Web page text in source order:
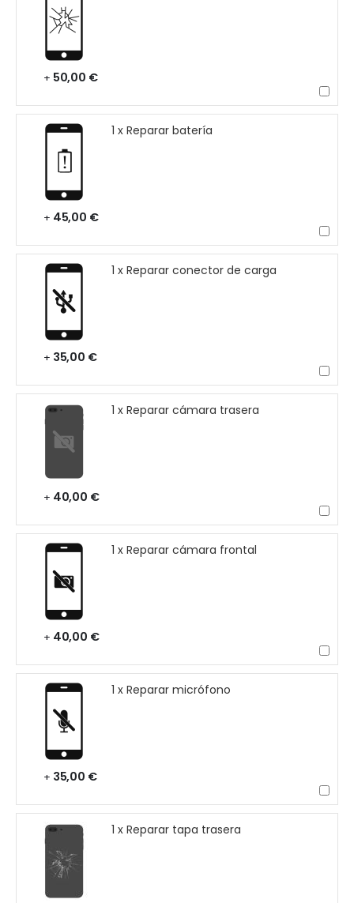
+ 50,00 €
1 x Reparar batería
+ 45,00 €
1 x Reparar conector de carga
+ 35,00 €
1 x Reparar cámara trasera
+ 40,00 €
1 x Reparar cámara frontal
+ 40,00 €
1 x Reparar micrófono
+ 35,00 €
1 x Reparar tapa trasera